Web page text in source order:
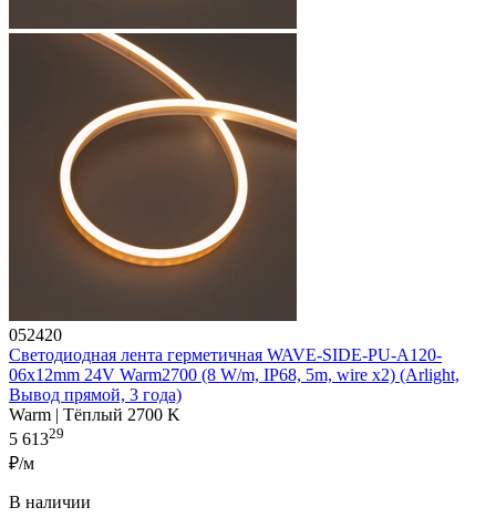
052420
Светодиодная лента герметичная WAVE-SIDE-PU-A120-
06x12mm 24V Warm2700 (8 W/m, IP68, 5m, wire x2) (Arlight,
Вывод прямой, 3 года)
Warm | Тёплый 2700 K
5 61329
₽/м
В наличии